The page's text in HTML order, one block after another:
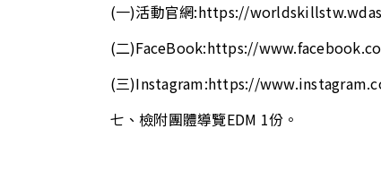
(一)活動官網:https://
(二)FaceBook:https://
(三)Instagram:https://
七、檢附團體導覽EDM 1份。